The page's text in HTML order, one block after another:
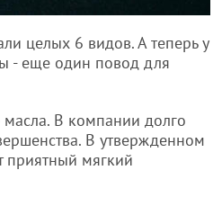
целых 6 видов. А теперь у
- еще один повод для
масла. В компании долго
В утвержденном
приятный мягкий